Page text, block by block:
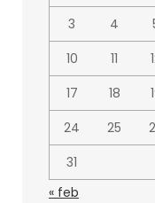
3
4
10
11
17
18
24
25
31
« feb